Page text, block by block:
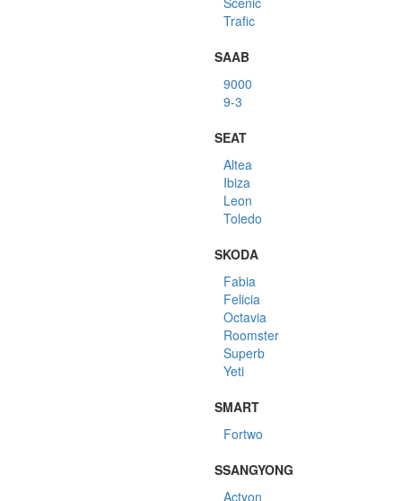
Trafic
SAAB
9000
9-3
SEAT
Altea
Ibiza
Leon
Toledo
SKODA
Fabia
Felicia
Octavia
Roomster
Superb
Yeti
SMART
Fortwo
SSANGYONG
Actyon